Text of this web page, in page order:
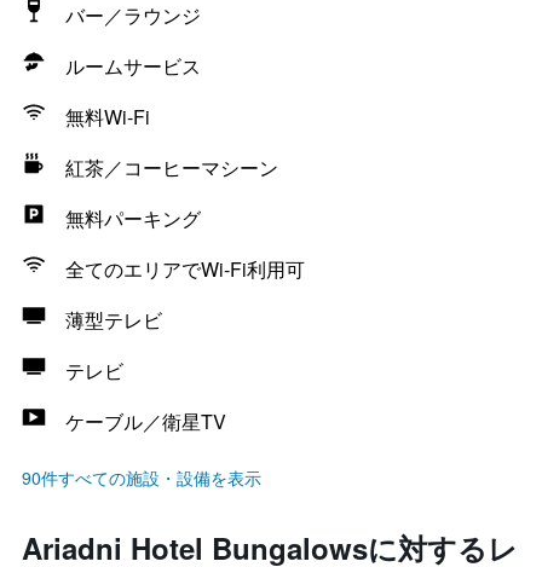
バー／ラウンジ
ルームサービス
無料Wi-Fi
紅茶／コーヒーマシーン
無料パーキング
全てのエリアでWi-Fi利用可
薄型テレビ
テレビ
ケーブル／衛星TV
90件すべての施設・設備を表示
Ariadni Hotel Bungalowsに対するレ